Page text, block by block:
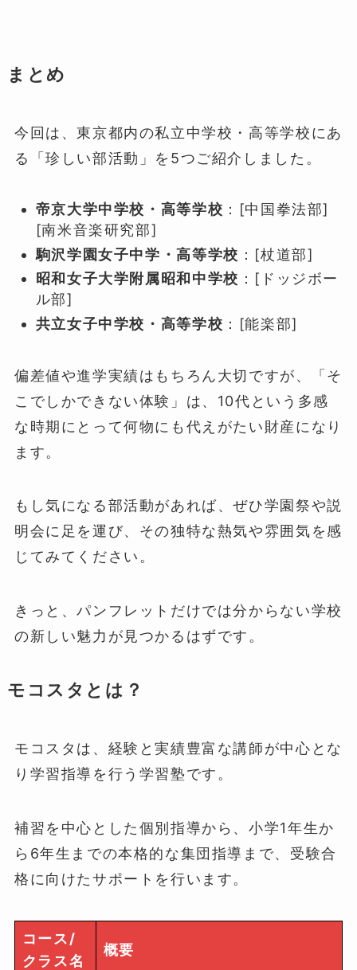
まとめ
今回は、東京都内の私立中学校・高等学校にあ
る「珍しい部活動」を5つご紹介しました。
帝京大学中学校・高等学校 ：[中国拳法部]
[南米音楽研究部]
駒沢学園女子中学・高等学校 ：[杖道部]
昭和女子大学附属昭和中学校 ：[ドッジボー
ル部]
共立女子中学校・高等学校 ：[能楽部]
偏差値や進学実績はもちろん大切ですが、「そ
こでしかできない体験」は、10代という多感
な時期にとって何物にも代えがたい財産になり
ます。
もし気になる部活動があれば、ぜひ学園祭や説
明会に足を運び、その独特な熱気や雰囲気を感
じてみてください。
きっと、パンフレットだけでは分からない学校
の新しい魅力が見つかるはずです。
モコスタとは？
モコスタは、経験と実績豊富な講師が中心とな
り学習指導を行う学習塾です。
補習を中心とした個別指導から、小学1年生か
ら6年生までの本格的な集団指導まで、受験合
格に向けたサポートを行います。
コース/
クラス名
概要